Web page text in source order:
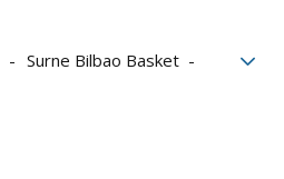
Surne Bilbao Basket